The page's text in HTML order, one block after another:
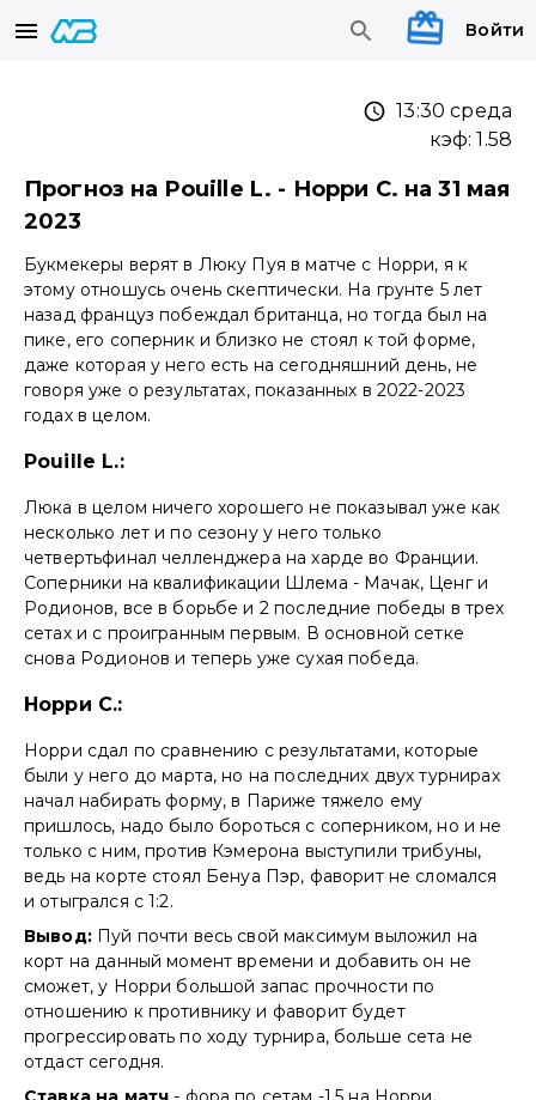
Войти
13:30 среда
кэф:1.58
Прогноз на Pouille L. - Норри С. на 31 мая
2023
Букмекеры верят в Люку Пуя в матче с Норри, я к
этому отношусь очень скептически. На грунте 5 лет
назад француз побеждал британца, но тогда был на
пике, его соперник и близко не стоял к той форме,
даже которая у него есть на сегодняшний день, не
говоря уже о результатах, показанных в 2022-2023
годах в целом.
Pouille L.:
Люка в целом ничего хорошего не показывал уже как
несколько лет и по сезону у него только
четвертьфинал челленджера на харде во Франции.
Соперники на квалификации Шлема - Мачак, Ценг и
Родионов, все в борьбе и 2 последние победы в трех
сетах и с проигранным первым. В основной сетке
снова Родионов и теперь уже сухая победа.
Норри С.:
Норри сдал по сравнению с результатами, которые
были у него до марта, но на последних двух турнирах
начал набирать форму, в Париже тяжело ему
пришлось, надо было бороться с соперником, но и не
только с ним, против Кэмерона выступили трибуны,
ведь на корте стоял Бенуа Пэр, фаворит не сломался
и отыгрался с 1:2.
Вывод:Пуй почти весь свой максимум выложил на
корт на данный момент времени и добавить он не
сможет, у Норри большой запас прочности по
отношению к противнику и фаворит будет
прогрессировать по ходу турнира, больше сета не
отдаст сегодня.